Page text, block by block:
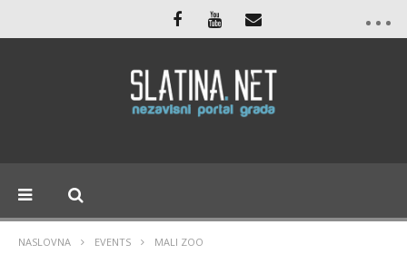
NASLOVNA EVENTS MALI ZOO